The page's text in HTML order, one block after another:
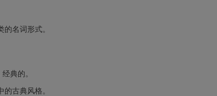
的名词形式。
典的。
古典风格。